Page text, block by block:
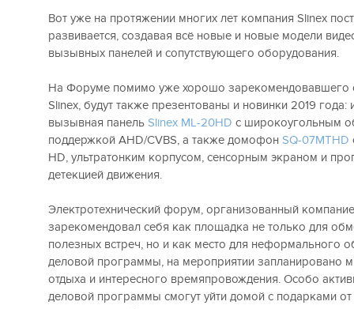
Вот уже на протяжении многих лет компания Slinex
развивается, создавая всё новые и новые модели
вызывных панелей и сопутствующего оборудования.
На Форуме помимо уже хорошо зарекомендовавшего
Slinex, будут также презентованы и новинки 2019 года:
вызывная панель Slinex МL-20HD с широкоугольным
поддержкой AHD/CVBS, а также домофон SQ-07MTHD
HD, ультратонким корпусом, сенсорным экраном и
детекцией движения.
Электротехнический форум, организованный
зарекомендовал себя как площадка не только для
полезных встреч, но и как место для неформального
деловой программы, на мероприятии запланировано
отдыха и интересного времяпровождения. Особо
деловой программы смогут уйти домой с подарками